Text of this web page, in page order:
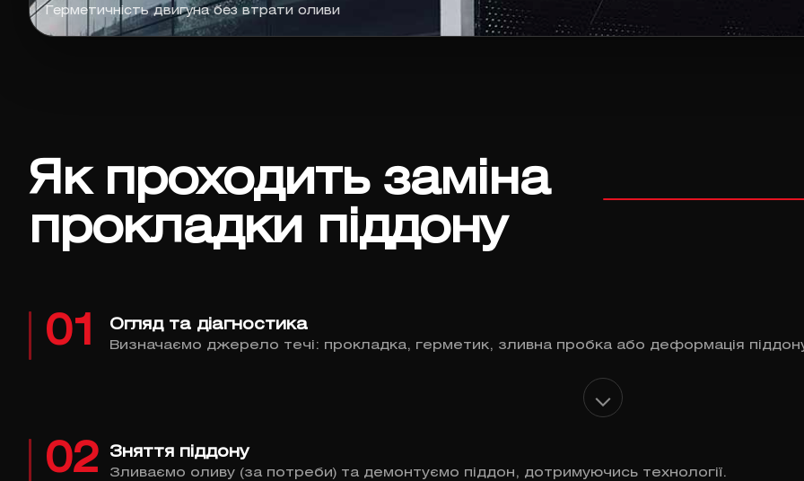
Герметичність двигуна без втрати оливи
Як проходить заміна
прокладки піддону
01 Огляд та діагностика
Визначаємо джерело течі: прокладка, герметик, зливна пробка або деформація
02 Зняття піддону
Зливаємо оливу (за потреби) та демонтуємо піддон, дотримуючись технології.